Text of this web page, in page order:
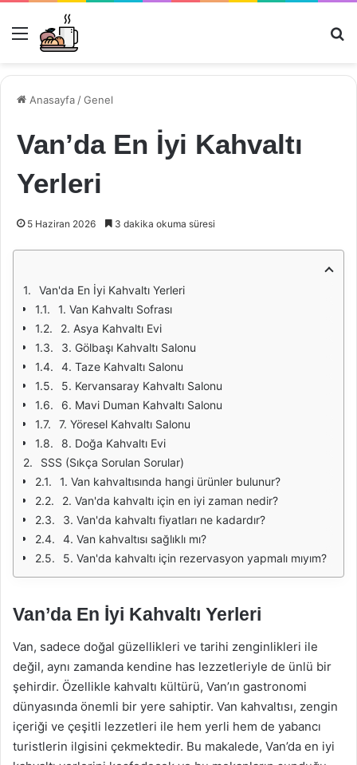
Menü
Anasayfa /Genel
Van’da En İyi Kahvaltı
Yerleri
5 Haziran 2026 3 dakika okuma süresi
Van'da En İyi Kahvaltı Yerleri
1. Van Kahvaltı Sofrası
2. Asya Kahvaltı Evi
3. Gölbaşı Kahvaltı Salonu
4. Taze Kahvaltı Salonu
5. Kervansaray Kahvaltı Salonu
6. Mavi Duman Kahvaltı Salonu
7. Yöresel Kahvaltı Salonu
8. Doğa Kahvaltı Evi
SSS (Sıkça Sorulan Sorular)
1. Van kahvaltısında hangi ürünler bulunur?
2. Van'da kahvaltı için en iyi zaman nedir?
3. Van'da kahvaltı fiyatları ne kadardır?
4. Van kahvaltısı sağlıklı mı?
5. Van'da kahvaltı için rezervasyon yapmalı mıyım?
Van’da En İyi Kahvaltı Yerleri
Van, sadece doğal güzellikleri ve tarihi zenginlikleri ile
değil, aynı zamanda kendine has lezzetleriyle de ünlü bir
şehirdir. Özellikle kahvaltı kültürü, Van’ın gastronomi
dünyasında önemli bir yere sahiptir. Van kahvaltısı, zengin
içeriği ve çeşitli lezzetleri ile hem yerli hem de yabancı
turistlerin ilgisini çekmektedir. Bu makalede, Van’da en iyi